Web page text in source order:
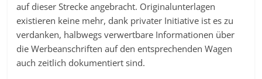
auf dieser Strecke angebracht. Originalunterlagen
existieren keine mehr, dank privater Initiative ist es zu
verdanken, halbwegs verwertbare Informationen über
die Werbeanschriften auf den entsprechenden Wagen
auch zeitlich dokumentiert sind.